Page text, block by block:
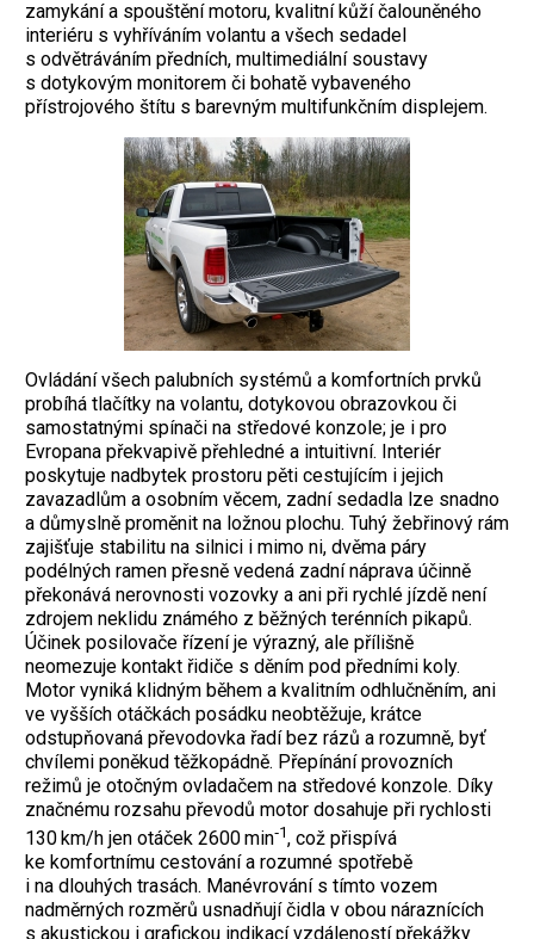
zamykání a spouštění motoru, kvalitní kůží čalouněného
interiéru s vyhříváním volantu a všech sedadel
s odvětráváním předních, multimediální soustavy
s dotykovým monitorem či bohatě vybaveného
přístrojového štítu s barevným multifunkčním displejem.
Ovládání všech palubních systémů a komfortních prvků
probíhá tlačítky na volantu, dotykovou obrazovkou či
samostatnými spínači na středové konzole; je i pro
Evropana překvapivě přehledné a intuitivní. Interiér
poskytuje nadbytek prostoru pěti cestujícím i jejich
zavazadlům a osobním věcem, zadní sedadla lze snadno
a důmyslně proměnit na ložnou plochu. Tuhý žebřinový rám
zajišťuje stabilitu na silnici i mimo ni, dvěma páry
podélných ramen přesně vedená zadní náprava účinně
překonává nerovnosti vozovky a ani při rychlé jízdě není
zdrojem neklidu známého z běžných terénních pikapů.
Účinek posilovače řízení je výrazný, ale přílišně
neomezuje kontakt řidiče s děním pod předními koly.
Motor vyniká klidným během a kvalitním odhlučněním, ani
ve vyšších otáčkách posádku neobtěžuje, krátce
odstupňovaná převodovka řadí bez rázů a rozumně, byť
chvílemi poněkud těžkopádně. Přepínání provozních
režimů je otočným ovladačem na středové konzole. Díky
značnému rozsahu převodů motor dosahuje při rychlosti
130 km/h jen otáček 2600 min‑1, což přispívá
ke komfortnímu cestování a rozumné spotřebě
i na dlouhých trasách. Manévrování s tímto vozem
nadměrných rozměrů usnadňují čidla v obou náraznících
s akustickou i grafickou indikací vzdáleností překážky